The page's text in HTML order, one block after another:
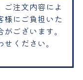
ご注文内容によ
様にご負担いた
ございます。
ください。